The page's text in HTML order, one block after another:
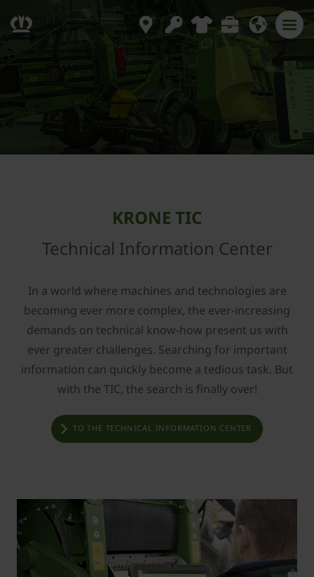
KRONE TIC
Technical Information Center
In a world where machines and technologies are
becoming ever more complex, the ever-increasing
demands on technical know-how present us with
ever greater challenges. Searching for important
information can quickly become a tedious task. But
with the TIC, the search is finally over!
TO THE TECHNICAL INFORMATION CENTER